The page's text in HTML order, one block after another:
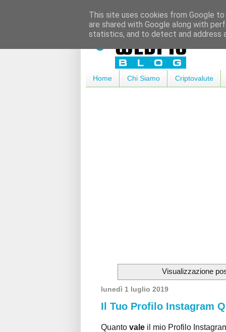
Home Chi Siamo Criptovalute
Visualizzazione
lunedì 1 luglio 2019
Il Tuo Profilo Instagram
Quanto vale il mio Profilo
This site uses cookies from Google
are shared with Google along with
statistics, and to detect and address